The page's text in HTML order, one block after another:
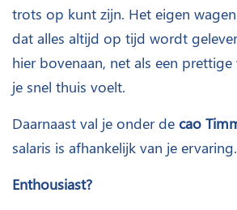
trots op kunt zijn. Het eigen
dat alles altijd op tijd wordt
hier bovenaan, net als een prettige
je snel thuis voelt.
Daarnaast val je onder de cao
salaris is afhankelijk van je ervaring.
Enthousiast?